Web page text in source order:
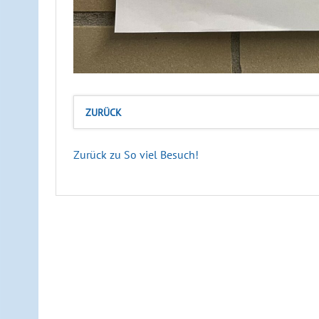
ZURÜCK
Zurück zu So viel Besuch!